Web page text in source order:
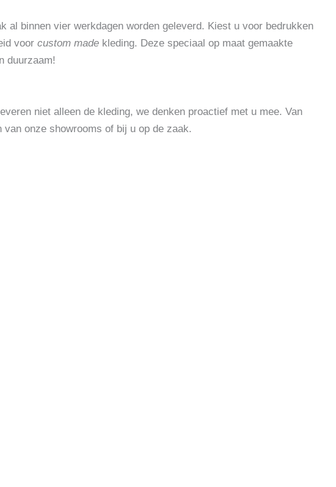
al binnen vier werkdagen worden geleverd. Kiest u voor bedrukken
voor custom made kleding. Deze speciaal op maat gemaakte
duurzaam!
niet alleen de kleding, we denken proactief met u mee. Van
onze showrooms of bij u op de zaak.